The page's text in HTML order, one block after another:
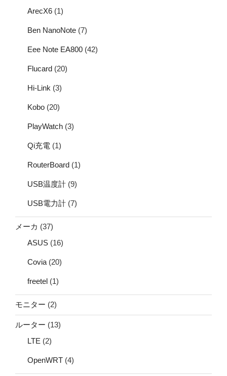
ArecX6 (1)
Ben NanoNote (7)
Eee Note EA800 (42)
Flucard (20)
Hi-Link (3)
Kobo (20)
PlayWatch (3)
Qi充電 (1)
RouterBoard (1)
USB温度計 (9)
USB電力計 (7)
メーカ (37)
ASUS (16)
Covia (20)
freetel (1)
モニター (2)
ルーター (13)
LTE (2)
OpenWRT (4)